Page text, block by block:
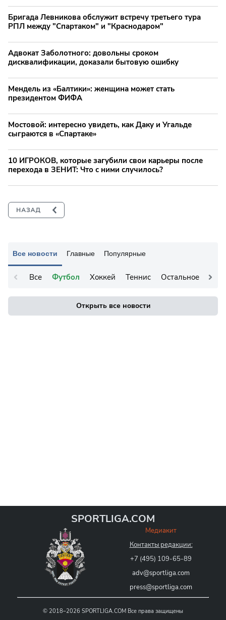
Все новости Главные Популярные
Все Футбол Хоккей Теннис Остальное
Открыть все новости
Бригада Левникова обслужит встречу третьего тура
РПЛ между "Спартаком" и "Краснодаром"
Адвокат Заболотного: довольны сроком
дисквалификации, доказали бытовую ошибку
Мендель из «Балтики»: женщина может стать
президентом ФИФА
Мостовой: интересно увидеть, как Даку и Угальде
сыграются в «Спартаке»
10 ИГРОКОВ, которые загубили свои карьеры после
перехода в ЗЕНИТ: Что с ними случилось?
SPORTLIGA.COM
Медиакит
Контакты редакции:
+7 (495) 109-65-89
adv@sportliga.com
press@sportliga.com
© 2018–2026 SPORTLIGA.COM Все права защищены